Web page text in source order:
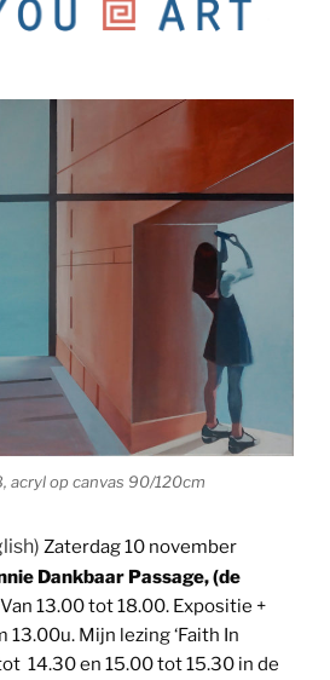
acryl op canvas 90/120cm
Zaterdag 10 november
Dankbaar Passage, (de
13.00 tot 18.00. Expositie +
13.00u. Mijn lezing ‘Faith In
14.30 en 15.00 tot 15.30 in de